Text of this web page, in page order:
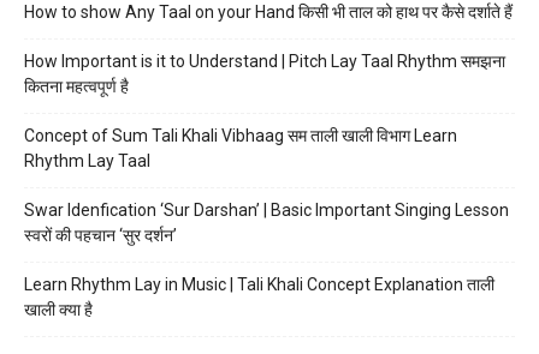
How to show Any Taal on your Hand किसी भी ताल को हाथ पर कैसे दर्शाते हैं
How Important is it to Understand | Pitch Lay Taal Rhythm समझना
कितना महत्वपूर्ण है
Concept of Sum Tali Khali Vibhaag सम ताली खाली विभाग Learn
Rhythm Lay Taal
Swar Idenfication ‘Sur Darshan’ | Basic Important Singing Lesson
स्वरों की पहचान ‘सुर दर्शन’
Learn Rhythm Lay in Music | Tali Khali Concept Explanation ताली
खाली क्या है